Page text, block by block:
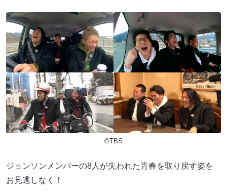
©TBS
ジョンソンメンバーの8人が失われた青春を取り戻す姿を
お見逃しなく！